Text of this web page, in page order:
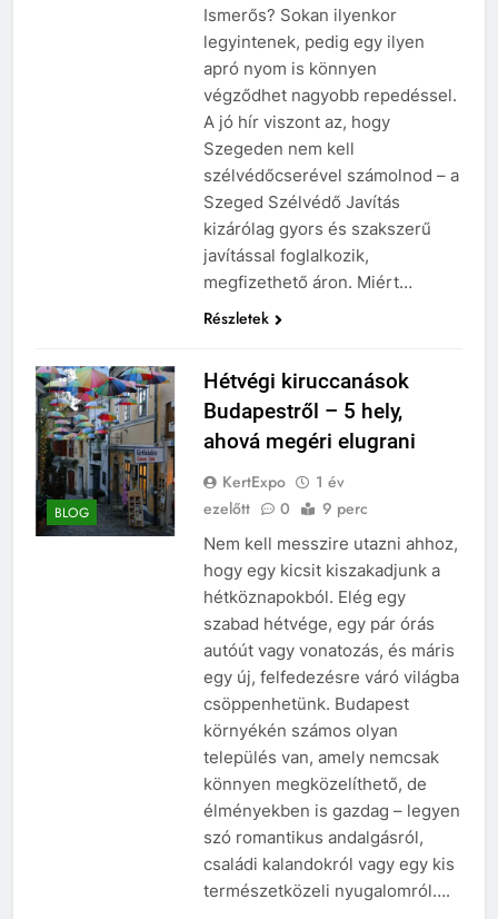
Ismerős? Sokan ilyenkor
legyintenek, pedig egy ilyen
apró nyom is könnyen
végződhet nagyobb repedéssel.
A jó hír viszont az, hogy
Szegeden nem kell
szélvédőcserével számolnod – a
Szeged Szélvédő Javítás
kizárólag gyors és szakszerű
javítással foglalkozik,
megfizethető áron. Miért…
Részletek
BLOG
Hétvégi kiruccanások
Budapestről – 5 hely,
ahová megéri elugrani
KertExpo
1 év
ezelőtt
0 9 perc
Nem kell messzire utazni ahhoz,
hogy egy kicsit kiszakadjunk a
hétköznapokból. Elég egy
szabad hétvége, egy pár órás
autóút vagy vonatozás, és máris
egy új, felfedezésre váró világba
csöppenhetünk. Budapest
környékén számos olyan
település van, amely nemcsak
könnyen megközelíthető, de
élményekben is gazdag – legyen
szó romantikus andalgásról,
családi kalandokról vagy egy kis
természetközeli nyugalomról….